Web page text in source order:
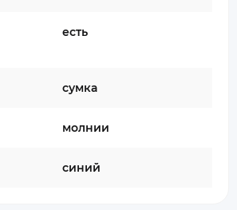
есть
сумка
молнии
синий